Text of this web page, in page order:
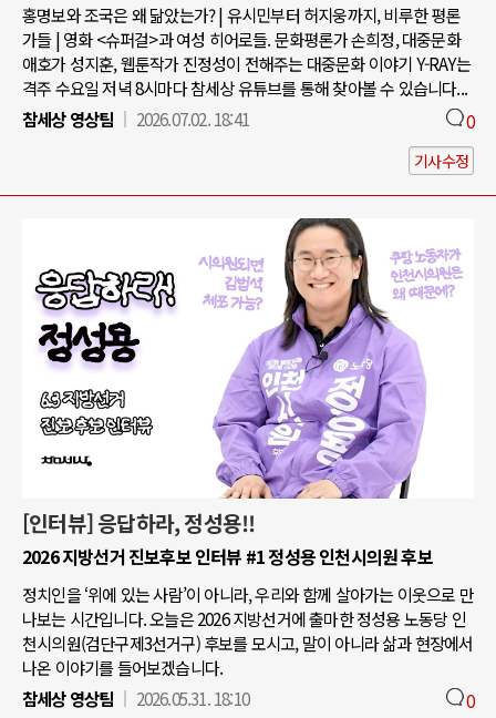
홍명보와 조국은 왜 닮았는가? | 유시민부터 허지웅까지, 비루한 평론
가들 | 영화 <슈퍼걸>과 여성 히어로들. 문화평론가 손희정, 대중문화
애호가 성지훈, 웹툰작가 진정성이 전해주는 대중문화 이야기 Y-RAY는
격주 수요일 저녁 8시마다 참세상 유튜브를 통해 찾아볼 수 있습니다...
참세상 영상팀
2026.07.02. 18:41 0
기사수정
[인터뷰] 응답하라, 정성용!!
2026 지방선거 진보후보 인터뷰 #1 정성용 인천시의원 후보
정치인을 ‘위에 있는 사람’이 아니라, 우리와 함께 살아가는 이웃으로 만
나보는 시간입니다. 오늘은 2026 지방선거에 출마한 정성용 노동당 인
천시의원(검단구제3선거구) 후보를 모시고, 말이 아니라 삶과 현장에서
나온 이야기를 들어보겠습니다.
참세상 영상팀
2026.05.31. 18:10 0